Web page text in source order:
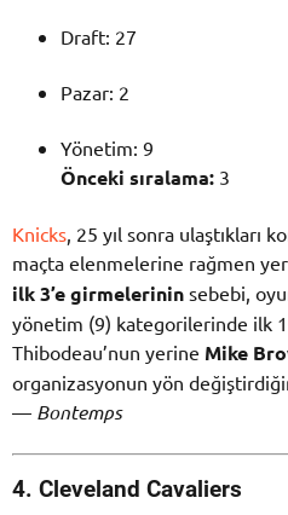
Draft: 27
Pazar: 2
Yönetim: 9
Önceki sıralama: 3
Knicks, 25 yıl sonra ulaştıkları
maçta elenmelerine rağmen
ilk 3’e girmelerinin sebebi,
yönetim (9) kategorilerinde ilk
Thibodeau’nun yerine Mike
organizasyonun yön
— Bontemps
4. Cleveland Cavaliers